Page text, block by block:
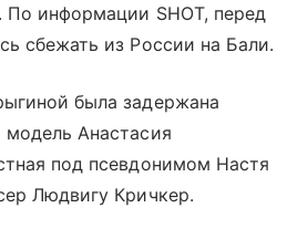
информации SHOT, перед
сбежать из России на Бали.
была задержана
Анастасия
под псевдонимом Настя
Людвигу Кричкер.